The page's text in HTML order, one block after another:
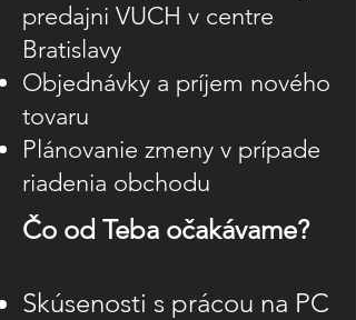
predajni VUCH v centre
Bratislavy
Objednávky a príjem nového
tovaru
Plánovanie zmeny v prípade
riadenia obchodu
Čo od Teba očakávame?
Skúsenosti s prácou na PC